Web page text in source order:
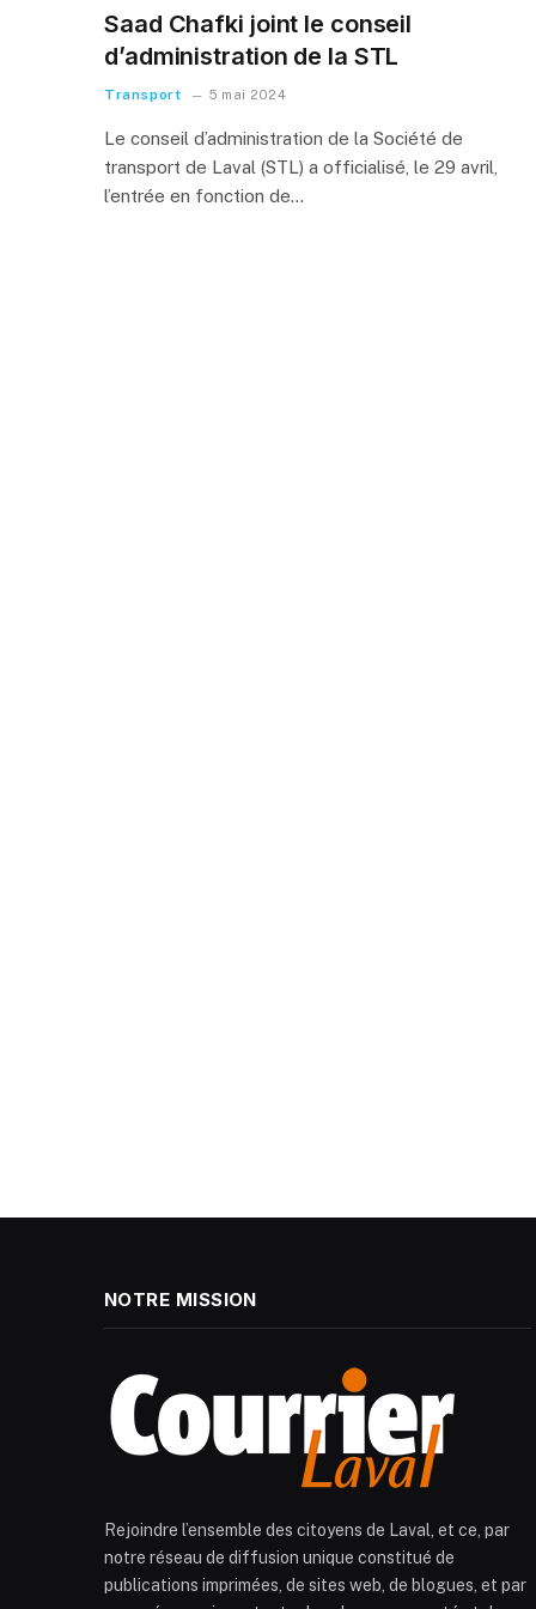
Saad Chafki joint le conseil
d’administration de la STL
Transport 5 mai 2024
Le conseil d’administration de la Société de
transport de Laval (STL) a officialisé, le 29 avril,
l’entrée en fonction de…
NOTRE MISSION
Rejoindre l’ensemble des citoyens de Laval, et ce, par
notre réseau de diffusion unique constitué de
publications imprimées, de sites web, de blogues, et par